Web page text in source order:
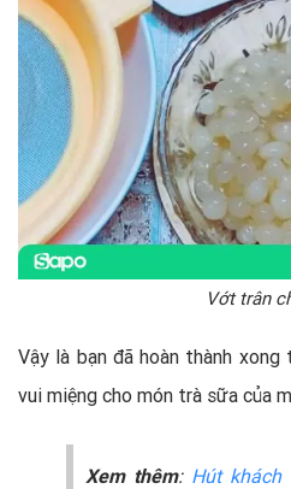
Vớt trân
Vậy là bạn đã hoàn thành xong
vui miệng cho món trà sữa của
Xem thêm: Hút khách